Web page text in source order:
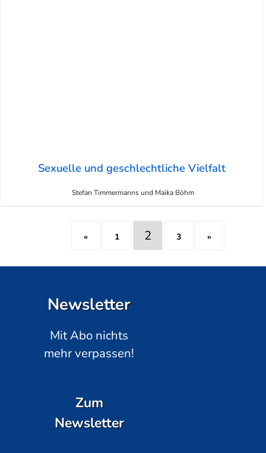
Sexuelle und geschlechtliche Vielfalt
Stefan Timmermanns und Maika Böhm
« 1 2 3 »
Newsletter
Mit Abo nichts
mehr verpassen!
Zum
Newsletter